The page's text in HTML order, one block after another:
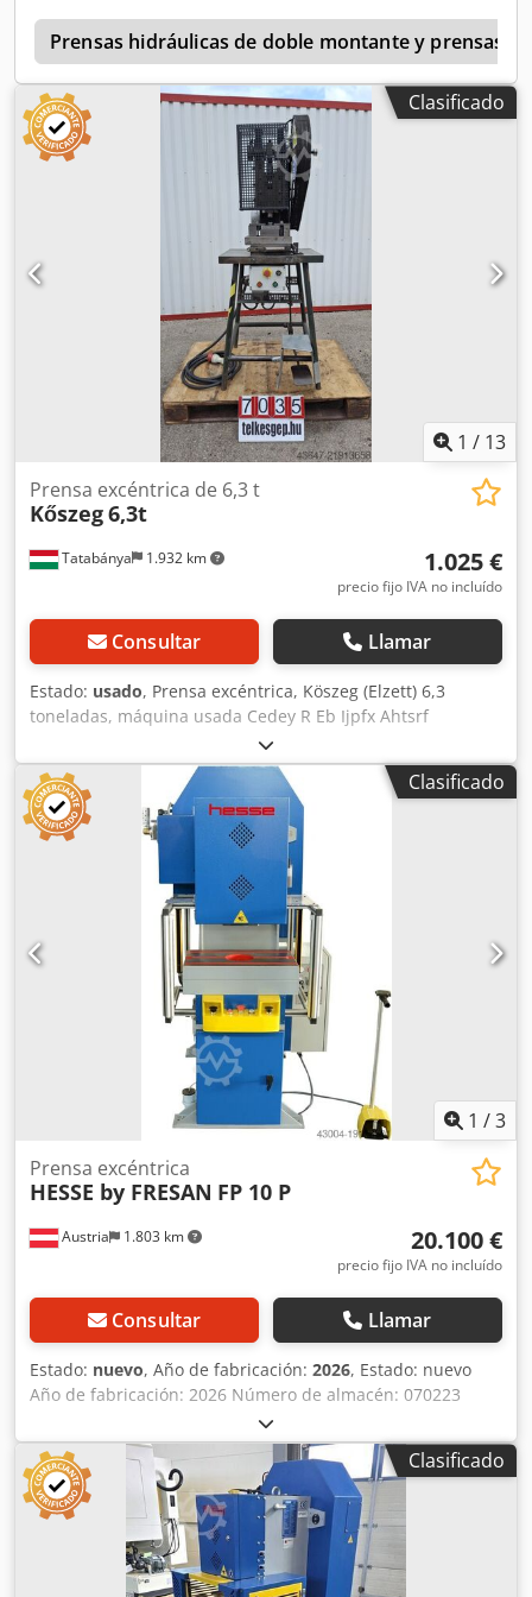
Prensas hidráulicas de doble montante y prensas
Clasificado
1 / 13
Tatabánya 1.932 km
Prensa excéntrica de 6,3 t
Kőszeg6,3t
1.025 €
precio fijo IVA no incluído
Consultar Llamar
Estado: usado, Prensa excéntrica, Köszeg (Elzett) 6,3
toneladas, máquina usada Cedey R Eb Ijpfx Ahtsrf
Fabricante: Köszeg (Elzett) Dimensiones generales: Ancho:
600 mm Fondo: 800 mm Altura: 1600 mm Peso: 252 kg
Fuerza de prensado: aprox. 6,3 toneladas Carrera: 130 mm
Tamaño de mesa: 280 × 170 mm
Clasificado
1 /3
Austria 1.803 km
Prensa excéntrica
HESSE by FRESAN FP 10 P
20.100 €
precio fijo IVA no incluído
Consultar Llamar
Estado: nuevo, Año de fabricación: 2026, Estado: nuevo
Año de fabricación: 2026 Número de almacén: 070223
Plazo de entrega: septiembre de 2026, sujeto a
disponibilidad País de origen: Turquía Precio: 20.100 €
Cuota de arrendamiento: 385,92 € Fuerza de prensado: 10
toneladas Fuerza de prensado nominal a 1,4 mm Longitud
de la mesa: 270 mm Anchura de la mesa: 370 mm Orificio
pasante en la mesa: 100 mm Carrera: 1 - 40 mm Número
de carreras: 200 1/min Guías del pistón: 4 Ajuste del
Clasificado